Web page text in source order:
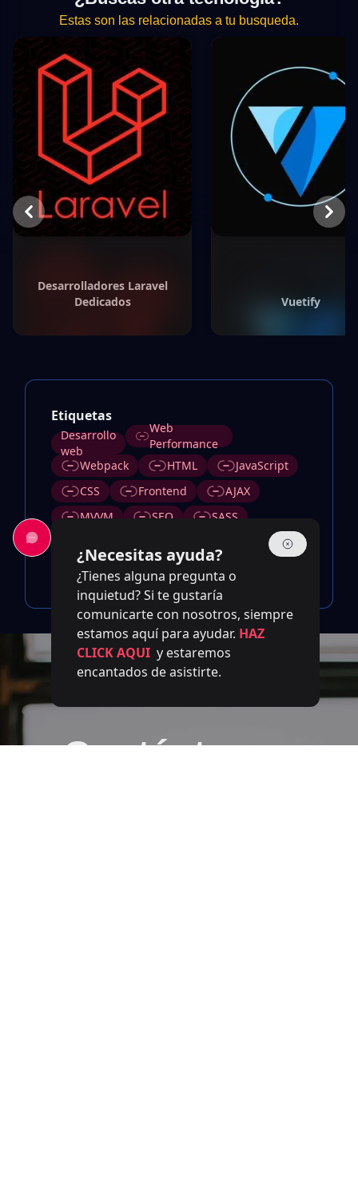
Estas son las relacionadas a tu busqueda.
Previous Next
Desarrolladores Laravel
Dedicados
Vuetify
Etiquetas
Desarrollo
web
Web
Performance
Webpack
HTML
JavaScript
CSS
Frontend
AJAX
MVVM
SEO
SASS
Design
Node.js
Contáctanos
¿Necesitas ayuda?
¿Tienes alguna pregunta o
inquietud? Si te gustaría
comunicarte con nosotros, siempre
estamos aquí para ayudar. HAZ
CLICK AQUI y estaremos
encantados de asistirte.